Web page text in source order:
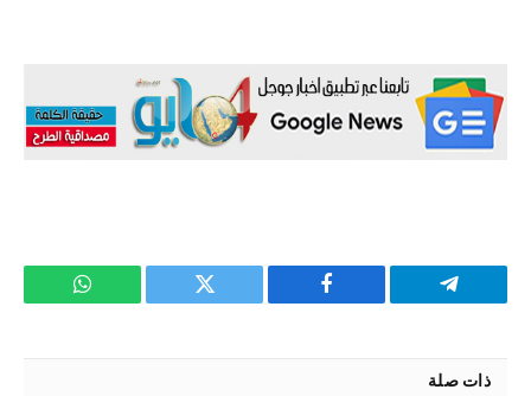
تيلقرام فيسبوك تويتر واتساب
ذات صلة